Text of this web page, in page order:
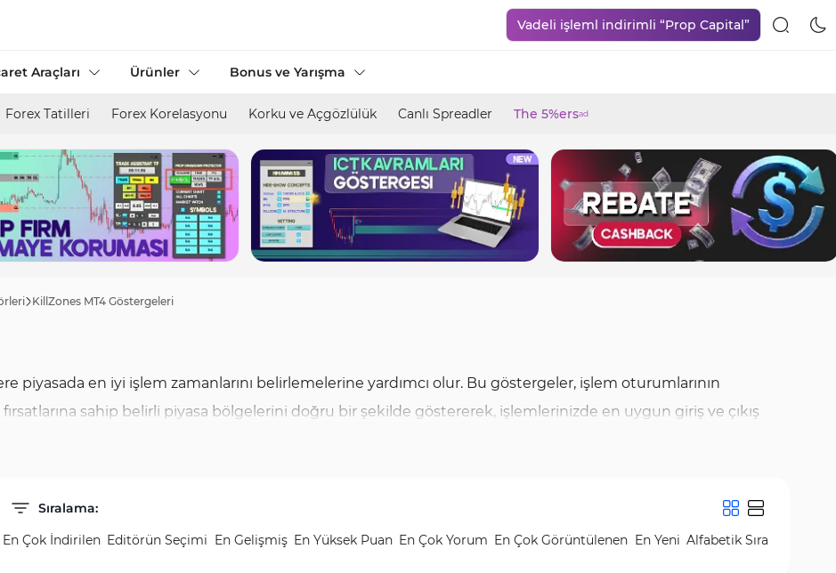
Vadeli işleml indirimli “Prop Capital”
Araçları Ürünler Bonus ve Yarışma
Forex Tatilleri Forex Korelasyonu Korku ve Açgözlülük Canlı Spreadler The 5%ersad
KillZones MT4 Göstergeleri
piyasada en iyi işlem zamanlarını belirlemelerine yardımcı olur. Bu göstergeler, işlem oturumlarının
sahip belirli piyasa bölgelerini doğru bir şekilde göstererek, işlemlerinizde en uygun giriş ve çıkış
Finder'da, çeşitli Süreç ve Kill Zone Göstergelerini ücretsiz olarak indirebilir ve MT4 platformunuzda
yardımcı olur.
Sıralama:
En Çok İndirilen Editörün Seçimi En Gelişmiş En Yüksek Puan En Çok Yorum En Çok Görüntülenen En Yeni Alfabetik Sıra